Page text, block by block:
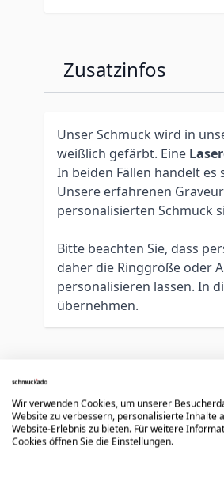
Zusatzinfos
Unser Schmuck wird in
weißlich gefärbt. Eine
In beiden Fällen handelt
Unsere erfahrenen
personalisierten Schmuck
Bitte beachten Sie, dass
daher die Ringgröße oder
personalisieren lassen. In
übernehmen.
Könnte dir auch
Press to skip carousel
Wir verwenden Cookies, um unserer
Website zu verbessern, personalisierte Inhalte
Website-Erlebnis zu bieten. Für weitere
Cookies öffnen Sie die Einstellungen.